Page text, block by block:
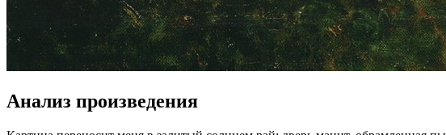
Анализ произведения